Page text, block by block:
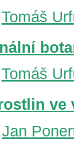
Tomáš
Tomáš
ve
Jan